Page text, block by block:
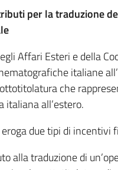
per la traduzione
Affari Esteri e della
italiane
che
italiana all’estero.
due tipi di incentivi
alla traduzione di